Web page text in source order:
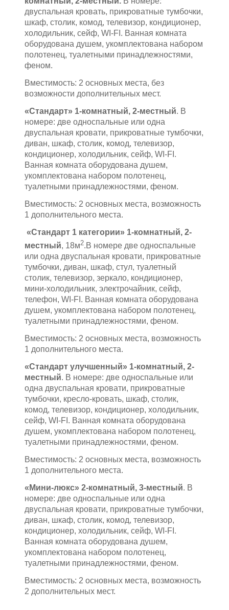
двуспальная кровать, прикроватные тумбочки,
шкаф, столик, комод, телевизор, кондиционер,
холодильник, сейф, WI-FI. Ванная комната
оборудована душем, укомплектована набором
полотенец, туалетными принадлежностями,
феном.
Вместимость: 2 основных места, без
возможности дополнительных мест.
«Стандарт» 1-комнатный, 2-местный. В
номере: две односпальные или одна
двуспальная кровати, прикроватные тумбочки,
диван, шкаф, столик, комод, телевизор,
кондиционер, холодильник, сейф, WI-FI.
Ванная комната оборудована душем,
укомплектована набором полотенец,
туалетными принадлежностями, феном.
Вместимость: 2 основных места, возможность
1 дополнительного места.
«Стандарт 1 категории» 1-комнатный, 2-
местный, 18м2.В номере две односпальные
или одна двуспальная кровати, прикроватные
тумбочки, диван, шкаф, стул, туалетный
столик, телевизор, зеркало, кондиционер,
мини-холодильник, электрочайник, сейф,
телефон, WI-FI. Ванная комната оборудована
душем, укомплектована набором полотенец,
туалетными принадлежностями, феном.
Вместимость: 2 основных места, возможность
1 дополнительного места.
«Стандарт улучшенный» 1-комнатный, 2-
местный. В номере: две односпальные или
одна двуспальная кровати, прикроватные
тумбочки, кресло-кровать, шкаф, столик,
комод, телевизор, кондиционер, холодильник,
сейф, WI-FI. Ванная комната оборудована
душем, укомплектована набором полотенец,
туалетными принадлежностями, феном.
Вместимость: 2 основных места, возможность
1 дополнительного места.
«Мини-люкс» 2-комнатный, 3-местный. В
номере: две односпальные или одна
двуспальная кровати, прикроватные тумбочки,
диван, шкаф, столик, комод, телевизор,
кондиционер, холодильник, сейф, WI-FI.
Ванная комната оборудована душем,
укомплектована набором полотенец,
туалетными принадлежностями, феном.
Вместимость: 2 основных места, возможность
2 дополнительных мест.